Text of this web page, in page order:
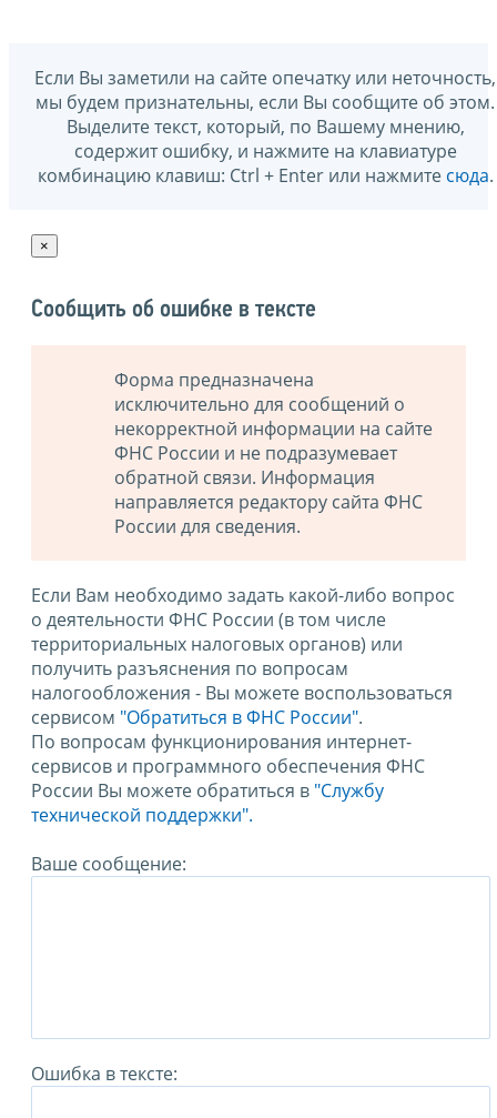
Если Вы заметили на сайте опечатку или неточность,
мы будем признательны, если Вы сообщите об этом.
Выделите текст, который, по Вашему мнению,
содержит ошибку, и нажмите на клавиатуре
комбинацию клавиш: Ctrl + Enter или нажмите сюда.
×
Сообщить об ошибке в тексте
Форма предназначена
исключительно для сообщений о
некорректной информации на сайте
ФНС России и не подразумевает
обратной связи. Информация
направляется редактору сайта ФНС
России для сведения.
Если Вам необходимо задать какой-либо вопрос
о деятельности ФНС России (в том числе
территориальных налоговых органов) или
получить разъяснения по вопросам
налогообложения - Вы можете воспользоваться
сервисом "Обратиться в ФНС России".
По вопросам функционирования интернет-
сервисов и программного обеспечения ФНС
России Вы можете обратиться в "Службу
технической поддержки".
Ваше сообщение:
Ошибка в тексте: